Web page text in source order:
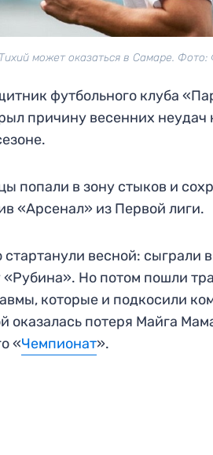
Тихий может оказаться в Самаре.
футбольного клуба
причину весенних неудач
попали в зону стыков и
«Арсенал» из Первой лиги.
весной: сыграли
«Рубина». Но потом пошли
которые и подкосили
оказалась потеря Майга
«Чемпионат».